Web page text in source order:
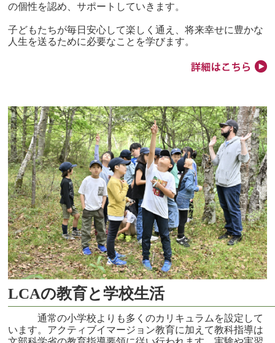
の個性を認め、サポートしていきます。
子どもたちが毎日安心して楽しく通え、将来幸せに豊かな
人生を送るために必要なことを学びます。
LCAの教育と学校生活
通常の小学校よりも多くのカリキュラムを設定して
います。アクティブイマージョン教育に加えて教科指導は